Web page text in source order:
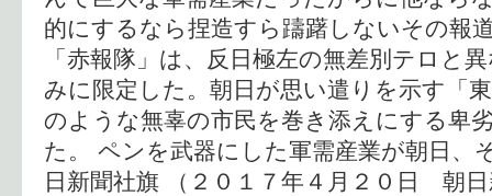
的にするなら捏造すら躊躇しないその報
「赤報隊」は、反日極左の無差別テロと
みに限定した。朝日が思い遣りを示す「
のような無辜の市民を巻き添えにする卑
た。 ペンを武器にした軍需産業が朝日、
日新聞社旗 （２０１７年４月２０日 朝